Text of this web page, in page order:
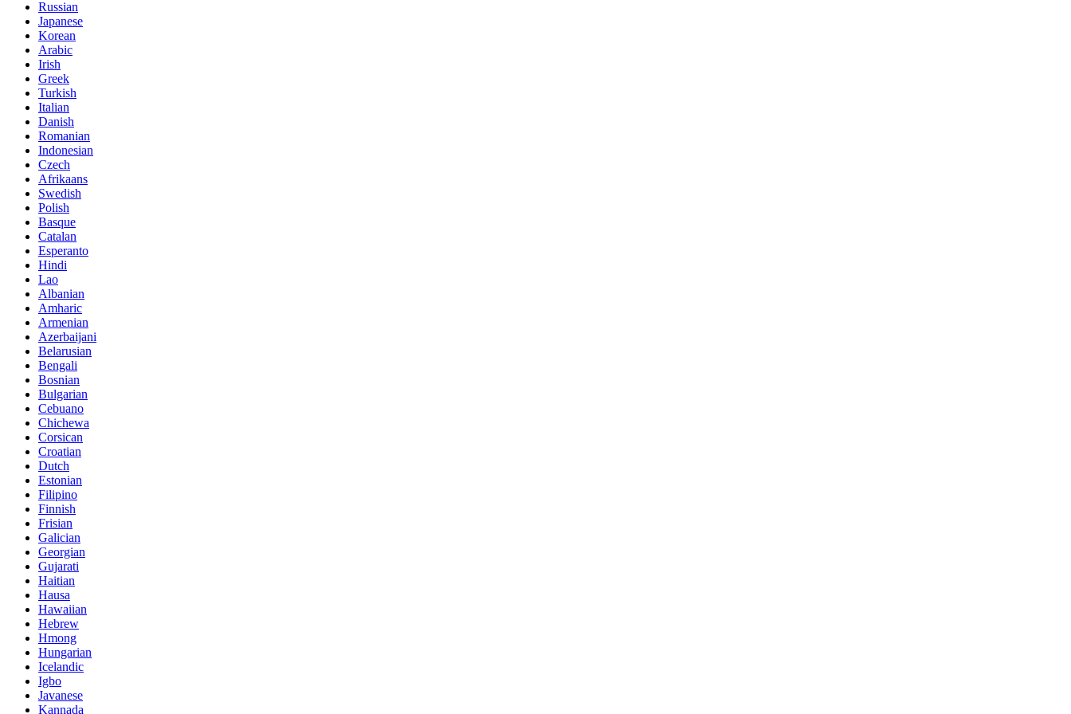
Russian
Japanese
Korean
Arabic
Irish
Greek
Turkish
Italian
Danish
Romanian
Indonesian
Czech
Afrikaans
Swedish
Polish
Basque
Catalan
Esperanto
Hindi
Lao
Albanian
Amharic
Armenian
Azerbaijani
Belarusian
Bengali
Bosnian
Bulgarian
Cebuano
Chichewa
Corsican
Croatian
Dutch
Estonian
Filipino
Finnish
Frisian
Galician
Georgian
Gujarati
Haitian
Hausa
Hawaiian
Hebrew
Hmong
Hungarian
Icelandic
Igbo
Javanese
Kannada